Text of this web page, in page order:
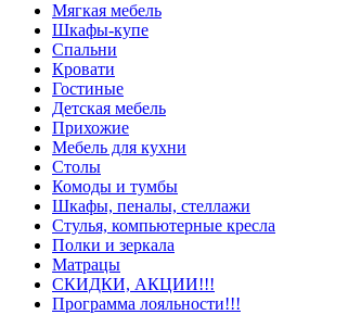
Мягкая мебель
Шкафы-купе
Спальни
Кровати
Гостиные
Детская мебель
Прихожие
Мебель для кухни
Столы
Комоды и тумбы
Шкафы, пеналы, стеллажи
Стулья, компьютерные кресла
Полки и зеркала
Матрацы
СКИДКИ, АКЦИИ!!!
Программа лояльности!!!